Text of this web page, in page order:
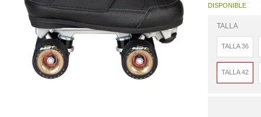
DISPONIBLE
TALLA
TALLA 36
TALLA 42